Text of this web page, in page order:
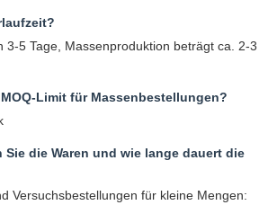
3-5 Tage, Massenproduktion beträgt ca. 2-3
Limit für Massenbestellungen?
Sie die Waren und wie lange dauert die
Versuchsbestellungen für kleine Mengen: